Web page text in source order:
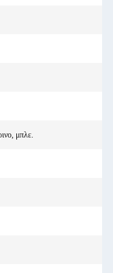
μπλε.